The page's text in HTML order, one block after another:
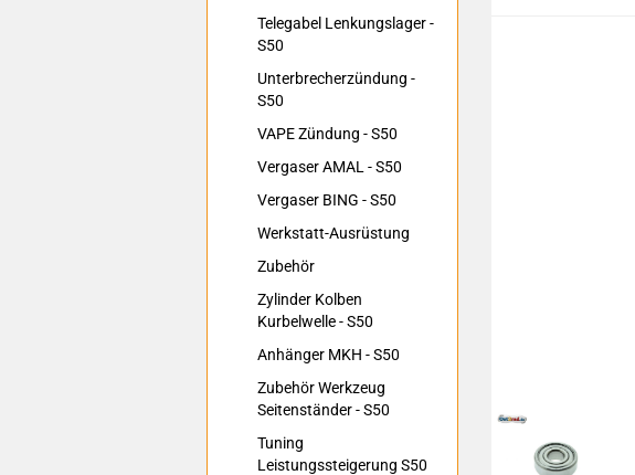
Telegabel Lenkungslager -
S50
Unterbrecherzündung -
S50
VAPE Zündung - S50
Vergaser AMAL - S50
Vergaser BING - S50
Werkstatt-Ausrüstung
Zubehör
Zylinder Kolben
Kurbelwelle - S50
Anhänger MKH - S50
Zubehör Werkzeug
Seitenständer - S50
Tuning
Leistungssteigerung S50